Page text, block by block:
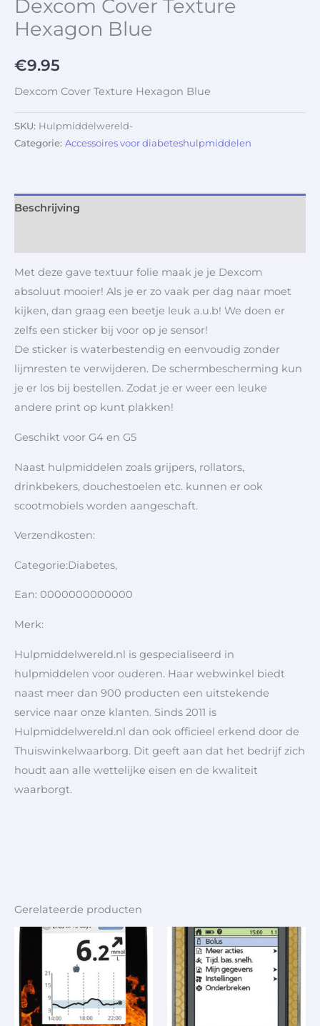
Dexcom Cover Texture
Hexagon Blue
€9.95
Dexcom Cover Texture Hexagon Blue
SKU: Hulpmiddelwereld-
Categorie: Accessoires voor diabeteshulpmiddelen
Beschrijving
Met deze gave textuur folie maak je je Dexcom
absoluut mooier! Als je er zo vaak per dag naar moet
kijken, dan graag een beetje leuk a.u.b! We doen er
zelfs een sticker bij voor op je sensor!
De sticker is waterbestendig en eenvoudig zonder
lijmresten te verwijderen. De schermbescherming kun
je er los bij bestellen. Zodat je er weer een leuke
andere print op kunt plakken!
Geschikt voor G4 en G5
Naast hulpmiddelen zoals grijpers, rollators,
drinkbekers, douchestoelen etc. kunnen er ook
scootmobiels worden aangeschaft.
Verzendkosten:
Categorie:Diabetes,
Ean: 0000000000000
Merk:
Hulpmiddelwereld.nl is gespecialiseerd in
hulpmiddelen voor ouderen. Haar webwinkel biedt
naast meer dan 900 producten een uitstekende
service naar onze klanten. Sinds 2011 is
Hulpmiddelwereld.nl dan ook officieel erkend door de
Thuiswinkelwaarborg. Dit geeft aan dat het bedrijf zich
houdt aan alle wettelijke eisen en de kwaliteit
waarborgt.
Gerelateerde producten